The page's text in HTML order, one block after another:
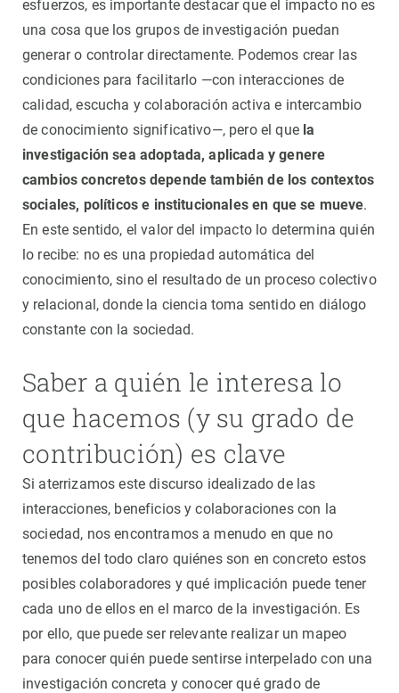
esfuerzos, es importante destacar que el impacto no es
una cosa que los grupos de investigación puedan
generar o controlar directamente. Podemos crear las
condiciones para facilitarlo —con interacciones de
calidad, escucha y colaboración activa e intercambio
de conocimiento significativo—, pero el que la
investigación sea adoptada, aplicada y genere
cambios concretos depende también de los contextos
sociales, políticos e institucionales en que se mueve.
En este sentido, el valor del impacto lo determina quién
lo recibe: no es una propiedad automática del
conocimiento, sino el resultado de un proceso colectivo
y relacional, donde la ciencia toma sentido en diálogo
constante con la sociedad.
Saber a quién le interesa lo
que hacemos (y su grado de
contribución) es clave
Si aterrizamos este discurso idealizado de las
interacciones, beneficios y colaboraciones con la
sociedad, nos encontramos a menudo en que no
tenemos del todo claro quiénes son en concreto estos
posibles colaboradores y qué implicación puede tener
cada uno de ellos en el marco de la investigación. Es
por ello, que puede ser relevante realizar un mapeo
para conocer quién puede sentirse interpelado con una
investigación concreta y conocer qué grado de